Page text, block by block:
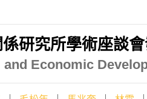
研究所學術座談
Economic